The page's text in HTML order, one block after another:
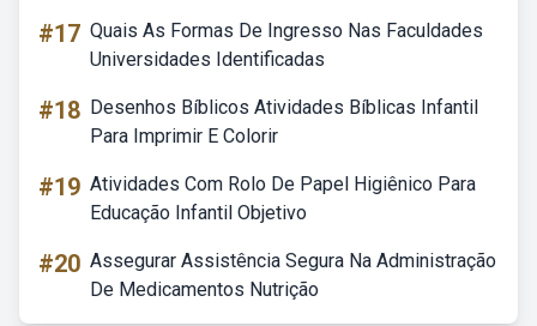
#17 Quais As Formas De Ingresso Nas Faculdades
Universidades Identificadas
#18 Desenhos Bíblicos Atividades Bíblicas Infantil
Para Imprimir E Colorir
#19 Atividades Com Rolo De Papel Higiênico Para
Educação Infantil Objetivo
#20 Assegurar Assistência Segura Na Administração
De Medicamentos Nutrição